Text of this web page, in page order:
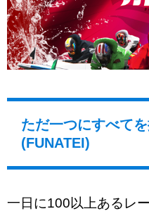
ただ一つにすべて
(FUNATEI)
一日に100以上あるレ